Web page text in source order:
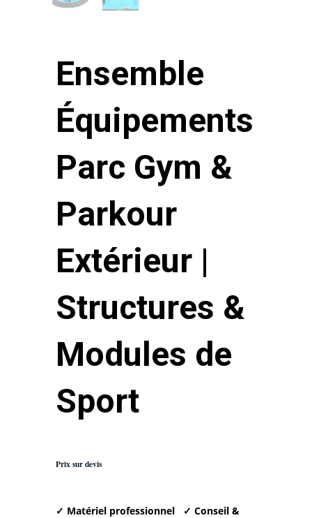
Ensemble
Équipements
Parc Gym &
Parkour
Extérieur |
Structures &
Modules de
Sport
Prix sur devis
✓ Matériel professionnel
✓ Conseil &